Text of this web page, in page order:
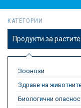
КАТЕГОРИИ
Продукти за
Зоонози
Здраве на
Биологични